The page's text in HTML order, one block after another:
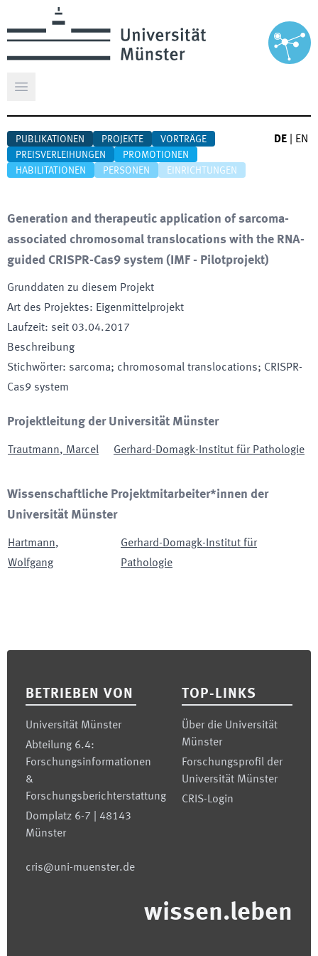
Hauptmenü öffnen
PUBLIKATIONEN PROJEKTE
VORTRÄGE
PREISVERLEIHUNGEN
PROMOTIONEN
HABILITATIONEN
PERSONEN EINRICHTUNGEN
DE EN
Generation and therapeutic application of sarcoma-
associated chromosomal translocations with the RNA-
guided CRISPR-Cas9 system (IMF - Pilotprojekt)
Grunddaten zu diesem Projekt
Art des Projektes: Eigenmittelprojekt
Laufzeit: seit 03.04.2017
Beschreibung
Stichwörter: sarcoma; chromosomal translocations; CRISPR-
Cas9 system
Projektleitung der Universität Münster
Trautmann, Marcel Gerhard-Domagk-Institut für Pathologie
Wissenschaftliche Projektmitarbeiter*innen der
Universität Münster
Hartmann,
Wolfgang
Gerhard-Domagk-Institut für
Pathologie
BETRIEBEN VON
Universität Münster
Abteilung 6.4:
Forschungsinformationen
&
Forschungsberichterstattung
Domplatz 6-7 | 48143
Münster
cris@uni-muenster.de
TOP-LINKS
Über die Universität
Münster
Forschungsprofil der
Universität Münster
CRIS-Login
wissen.leben